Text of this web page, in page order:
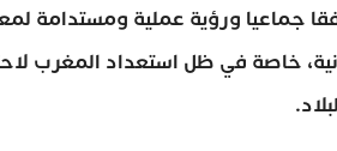
جماعيا ورؤية عملية ومستدامة
خاصة في ظل استعداد المغرب